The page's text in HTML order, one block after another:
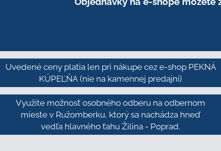
Uvedené ceny platia len pri nákupe cez e-shop PEKNÁ
KÚPEĽŇA (nie na kamennej predajni)
Využite možnosť osobného odberu na odbernom
mieste v Ružomberku, ktorý sa nachádza hneď
vedľa hlavného ťahu Žilina - Poprad.